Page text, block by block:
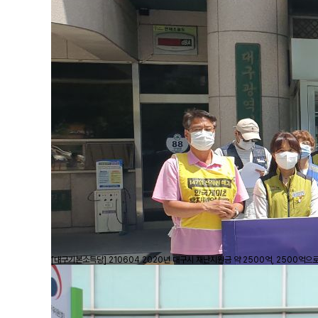
[대구기본소득당] 210604 2020년 대구시 재난지원금 약 2500억, 2500억으